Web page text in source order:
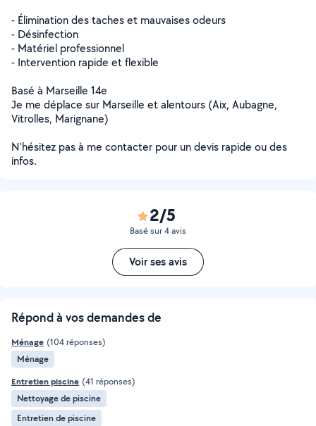
- Élimination des taches et mauvaises odeurs
- Désinfection
- Matériel professionnel
- Intervention rapide et flexible
Basé à Marseille 14e
Je me déplace sur Marseille et alentours (Aix, Aubagne,
Vitrolles, Marignane)
N'hésitez pas à me contacter pour un devis rapide ou des
infos.
2/5
Basé sur 4 avis
Voir ses avis
Répond à vos demandes de
Ménage (104 réponses)
Ménage
Entretien piscine (41 réponses)
Nettoyage de piscine
Entretien de piscine